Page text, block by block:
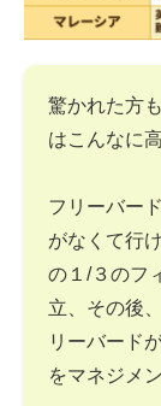
驚かれた方
はこんなに
フリーバー
がなくて行
の１/３のフ
立、その後
リーバード
をマネジメ